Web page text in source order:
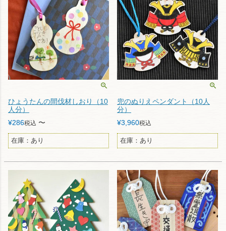
ひょうたんの間伐材しおり（10
人分）
¥286税込 〜
在庫：あり
兜のぬりえペンダント（10人
分）
¥3,960税込
在庫：あり